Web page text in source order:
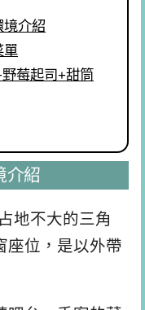
境介紹
單
莓起司+甜筒
介紹
地不大的三角
座位，是以外帶